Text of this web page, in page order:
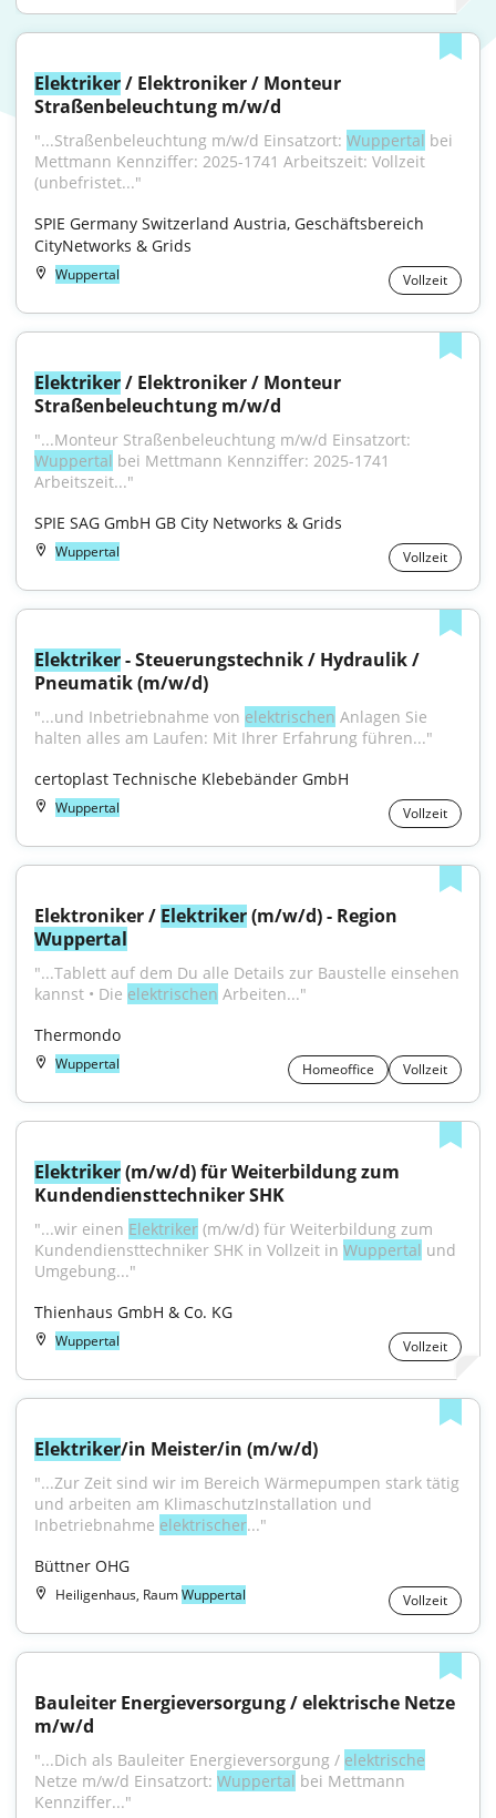
Elektriker / Elektroniker / Monteur
Straßenbeleuchtung m/w/d
"...Straßenbeleuchtung m/w/d Einsatzort: Wuppertal bei
Mettmann Kennziffer: 2025-1741 Arbeitszeit: Vollzeit
(unbefristet..."
SPIE Germany Switzerland Austria, Geschäftsbereich
CityNetworks & Grids
Wuppertal Vollzeit
Elektriker / Elektroniker / Monteur
Straßenbeleuchtung m/w/d
Wuppertal bei Mettmann Kennziffer: 2025-1741
Arbeitszeit..."
SPIE SAG GmbH GB City Networks & Grids
Wuppertal Vollzeit
Elektriker - Steuerungstechnik / Hydraulik /
Pneumatik (m/w/d)
"...und Inbetriebnahme von elektrischen Anlagen Sie
halten alles am Laufen: Mit Ihrer Erfahrung führen..."
certoplast Technische Klebebänder GmbH
Wuppertal Vollzeit
Elektroniker / Elektriker
Wuppertal
"...Tablett auf dem Du alle Details zur Baustelle einsehen
kannst • Die elektrischen Arbeiten..."
Thermondo
Wuppertal Homeoffice Vollzeit
Elektriker (m/w/d) für Weiterbildung zum
Kundendiensttechniker SHK
"...wir einen Elektriker (m/w/d) für Weiterbildung zum
Kundendiensttechniker SHK in Vollzeit in Wuppertal und
Umgebung..."
Thienhaus GmbH & Co. KG
Wuppertal Vollzeit
Elektriker/in Meister/in (m/w/d)
"...Zur Zeit sind wir im Bereich Wärmepumpen stark tätig
und arbeiten am KlimaschutzInstallation und
Inbetriebnahme elektrischer..."
Büttner OHG
Heiligenhaus, RaumWuppertal Vollzeit
Bauleiter Energieversorgung / elektrische Netze
m/w/d
"...Dich als Bauleiter Energieversorgung / elektrische
Netze m/w/d Einsatzort: Wuppertal bei Mettmann
Kennziffer..."